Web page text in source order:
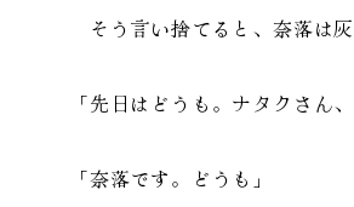
そう言い捨てると、奈落は
「先日はどうも。ナタクさん
「奈落です。どうも」